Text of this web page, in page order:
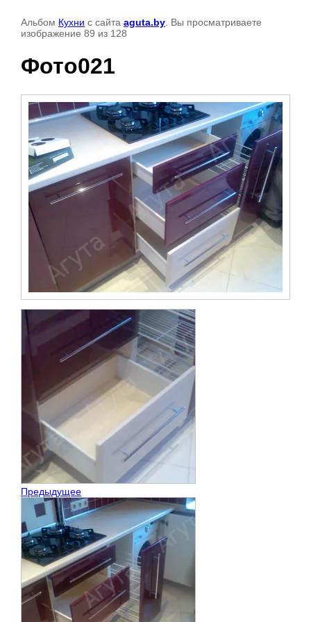
Альбом Кухни с сайта aguta.by . Вы просматриваете
изображение 89 из 128
Фото021
Предыдущее